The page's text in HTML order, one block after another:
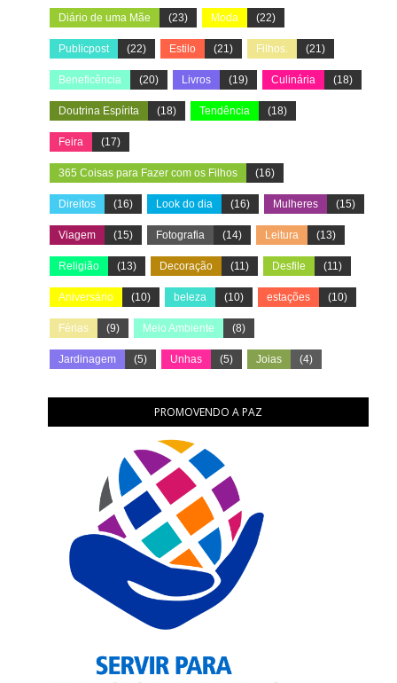
Diário de uma Mãe (23) Moda (22)
Publicpost (22) Estilo (21) Filhos. (21)
Beneficência (20) Livros (19) Culinária (18)
Doutrina Espírita (18) Tendência (18)
Feira (17)
365 Coisas para Fazer com os Filhos (16)
Direitos (16) Look do dia (16) Mulheres (15)
Viagem (15) Fotografia (14) Leitura (13)
Religião (13) Decoração (11) Desfile (11)
Aniversário (10) beleza (10) estações (10)
Férias (9) Meio Ambiente (8)
Jardinagem (5) Unhas (5) Joias (4)
PROMOVENDO A PAZ